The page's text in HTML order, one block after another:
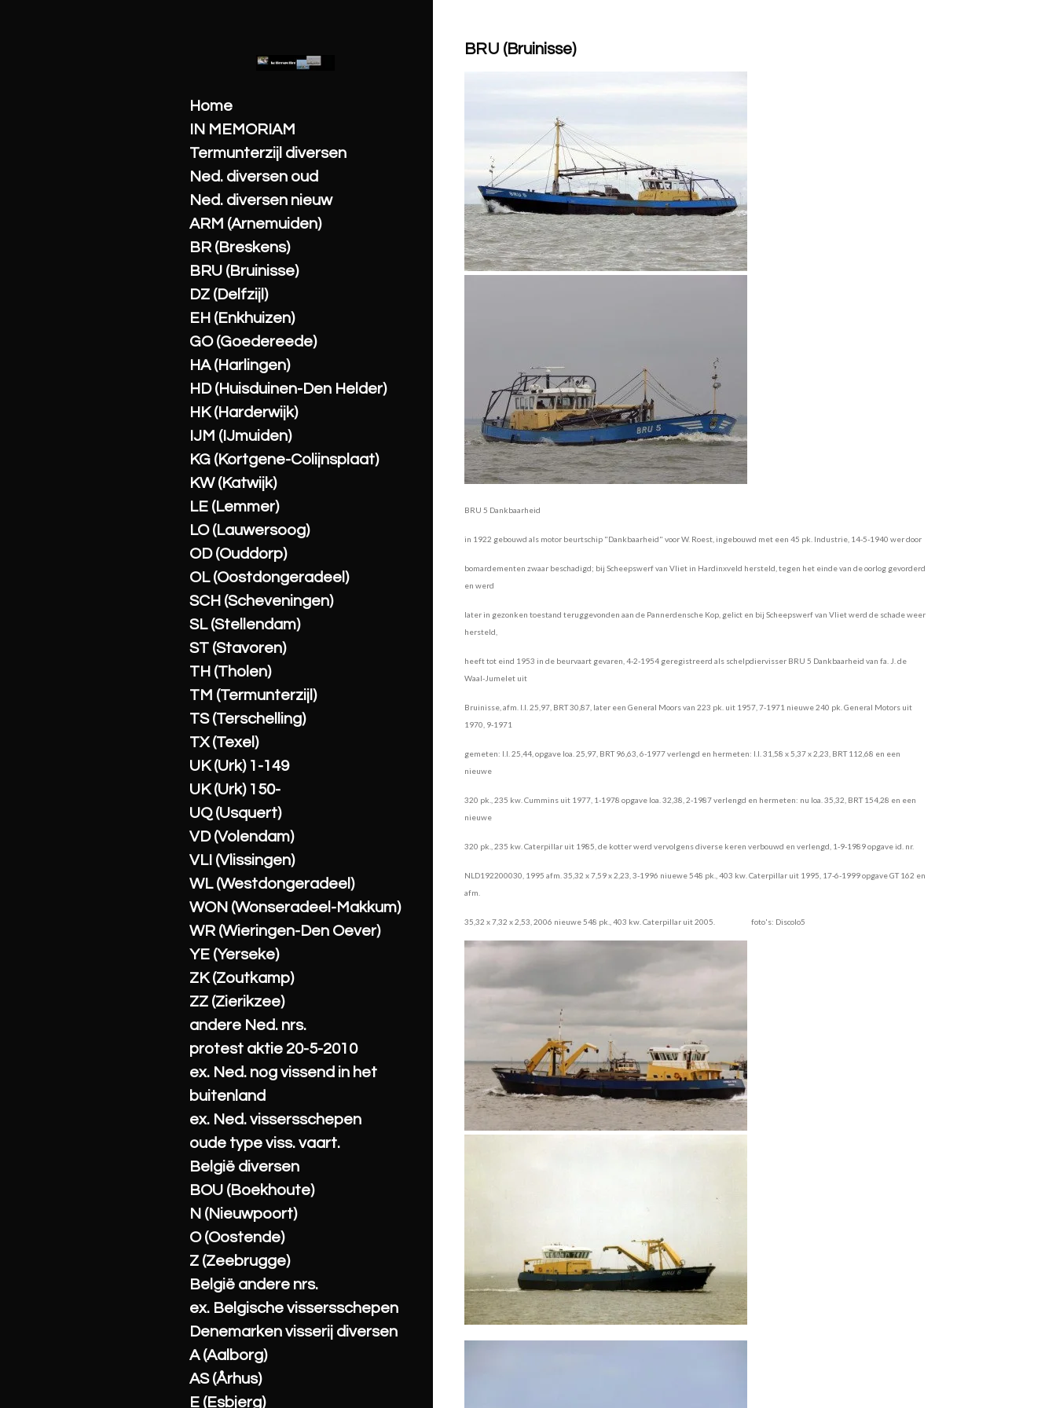
BRU (Bruinisse)
BRU 5 Dankbaarheid
in 1922 gebouwd als motor beurtschip "Dankbaarheid" voor W. Roest, ingebouwd met een 45 pk. Industrie, 14-5-1940 wer door
bomardementen zwaar beschadigd; bij Scheepswerf van Vliet in Hardinxveld hersteld, tegen het einde van de oorlog gevorderd
en werd
later in gezonken toestand teruggevonden aan de Pannerdensche Kop, gelict en bij Scheepswerf van Vliet werd de schade weer
hersteld,
heeft tot eind 1953 in de beurvaart gevaren, 4-2-1954 geregistreerd als schelpdiervisser BRU 5 Dankbaarheid van fa. J. de
Waal-Jumelet uit
Bruinisse, afm. l.l. 25,97, BRT 30,87, later een General Moors van 223 pk. uit 1957, 7-1971 nieuwe 240 pk. General Motors uit
1970, 9-1971
gemeten: l.l. 25,44, opgave loa. 25,97, BRT 96,63, 6-1977 verlengd en hermeten: l.l. 31,58 x 5,37 x 2,23, BRT 112,68 en een
nieuwe
320 pk., 235 kw. Cummins uit 1977, 1-1978 opgave loa. 32,38, 2-1987 verlengd en hermeten: nu loa. 35,32, BRT 154,28 en een
nieuwe
320 pk., 235 kw. Caterpillar uit 1985, de kotter werd vervolgens diverse keren verbouwd en verlengd, 1-9-1989 opgave id. nr.
NLD192200030, 1995 afm. 35,32 x 7,59 x 2,23, 3-1996 niuewe 548 pk., 403 kw. Caterpillar uit 1995, 17-6-1999 opgave GT 162 en
afm.
35,32 x 7,32 x 2,53, 2006 nieuwe 548 pk., 403 kw. Caterpillar uit 2005. foto's: Discolo5
Home
IN MEMORIAM
Termunterzijl diversen
Ned. diversen oud
Ned. diversen nieuw
ARM (Arnemuiden)
BR (Breskens)
BRU (Bruinisse)
DZ (Delfzijl)
EH (Enkhuizen)
GO (Goedereede)
HA (Harlingen)
HD (Huisduinen-Den Helder)
HK (Harderwijk)
IJM (IJmuiden)
KG (Kortgene-Colijnsplaat)
KW (Katwijk)
LE (Lemmer)
LO (Lauwersoog)
OD (Ouddorp)
OL (Oostdongeradeel)
SCH (Scheveningen)
SL (Stellendam)
ST (Stavoren)
TH (Tholen)
TM (Termunterzijl)
TS (Terschelling)
TX (Texel)
UK (Urk) 1-149
UK (Urk) 150-
UQ (Usquert)
VD (Volendam)
VLI (Vlissingen)
WL (Westdongeradeel)
WON (Wonseradeel-Makkum)
WR (Wieringen-Den Oever)
YE (Yerseke)
ZK (Zoutkamp)
ZZ (Zierikzee)
andere Ned. nrs.
protest aktie 20-5-2010
ex. Ned. nog vissend in het
buitenland
ex. Ned. vissersschepen
oude type viss. vaart.
België diversen
BOU (Boekhoute)
N (Nieuwpoort)
O (Oostende)
Z (Zeebrugge)
België andere nrs.
ex. Belgische vissersschepen
Denemarken visserij diversen
A (Aalborg)
AS (Århus)
E (Esbjerg)